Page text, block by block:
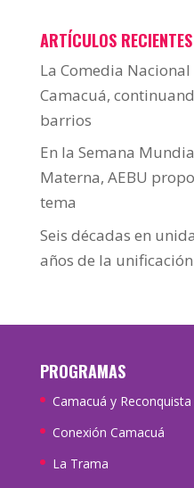
ARTÍCULOS RECIENTES
La Comedia
Camacuá,
barrios
En la Semana
Materna, AEBU
tema
Seis décadas en
años de la
PROGRAMAS
Camacuá y Reconquista
Conexión Camacuá
La Trama